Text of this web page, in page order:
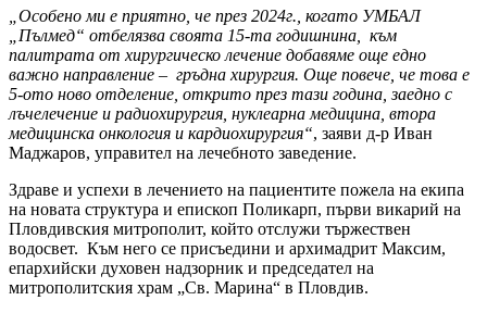
„Особено ми е приятно, че през 2024г., когато УМБАЛ
„Пълмед“ отбелязва своята 15-та годишнина, към
палитрата от хирургическо лечение добавяме още едно
важно направление – гръдна хирургия. Още повече, че това е
5-ото ново отделение, открито през тази година, заедно с
лъчелечение и радиохирургия, нуклеарна медицина, втора
медицинска онкология и кардиохирургия“, заяви д-р Иван
Маджаров, управител на лечебното заведение.
Здраве и успехи в лечението на пациентите пожела на екипа
на новата структура и епископ Поликарп, първи викарий на
Пловдивския митрополит, който отслужи тържествен
водосвет. Към него се присъедини и архимадрит Максим,
епархийски духовен надзорник и председател на
митрополитския храм „Св. Марина“ в Пловдив.